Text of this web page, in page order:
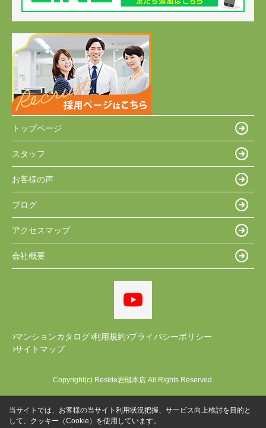
トップページ
スタッフ
お客様の声
ブログ
アクセスマップ
会社概要
マンションカタログ 利用規約 プライバシーポリシー
サイトマップ
Copyright(c) Reside岩槻本店 All Rights Reserved.
当サイトでは、お客様の当サイト利用状況把握、サービス向上検討を目的と
して、クッキー（Cookie）を使用しています。